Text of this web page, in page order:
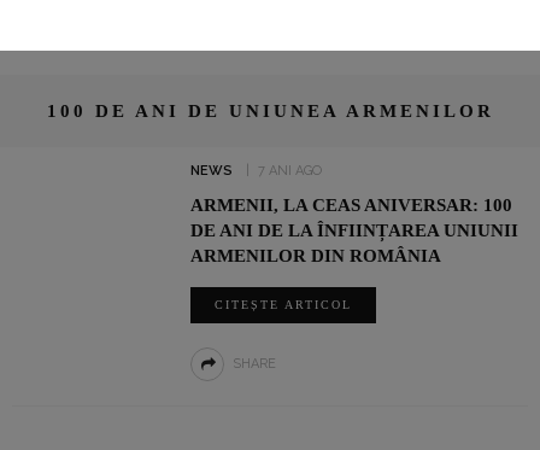
100 DE ANI DE UNIUNEA ARMENILOR
NEWS 7 ANI AGO
ARMENII, LA CEAS ANIVERSAR: 100
DE ANI DE LA ÎNFIINȚAREA UNIUNII
ARMENILOR DIN ROMÂNIA
CITEȘTE ARTICOL
SHARE